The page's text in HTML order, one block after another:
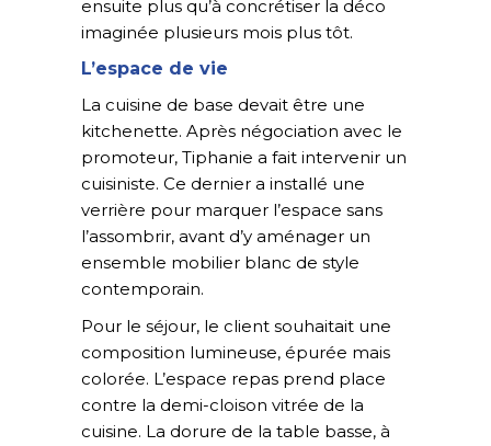
ensuite plus qu’à concrétiser la déco
imaginée plusieurs mois plus tôt.
L’espace de vie
La cuisine de base devait être une
kitchenette. Après négociation avec le
promoteur, Tiphanie a fait intervenir un
cuisiniste. Ce dernier a installé une
verrière pour marquer l’espace sans
l’assombrir, avant d’y aménager un
ensemble mobilier blanc de style
contemporain.
Pour le séjour, le client souhaitait une
composition lumineuse, épurée mais
colorée. L’espace repas prend place
contre la demi-cloison vitrée de la
cuisine. La dorure de la table basse, à